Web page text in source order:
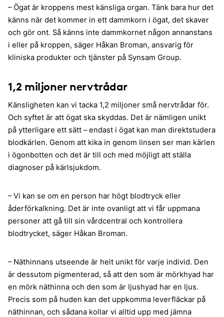
– Ögat är kroppens mest känsliga organ. Tänk bara hur det
känns när det kommer in ett dammkorn i ögat, det skaver
och gör ont. Så känns inte dammkornet någon annanstans
i eller på kroppen, säger Håkan Broman, ansvarig för
kliniska produkter och tjänster på Synsam Group.
1,2 miljoner nervtrådar
Känsligheten kan vi tacka 1,2 miljoner små nervtrådar för.
Och syftet är att ögat ska skyddas. Det är nämligen unikt
på ytterligare ett sätt – endast i ögat kan man direktstudera
blodkärlen. Genom att kika in genom linsen ser man kärlen
i ögonbotten och det är till och med möjligt att ställa
diagnoser på kärlsjukdom.
– Vi kan se om en person har högt blodtryck eller
åderförkalkning. Det är inte ovanligt att vi får uppmana
personer att gå till sin vårdcentral och kontrollera
blodtrycket, säger Håkan Broman.
– Näthinnans utseende är helt unikt för varje individ. Den
är dessutom pigmenterad, så att den som är mörkhyad har
en mörk näthinna och den som är ljushyad har en ljus.
Precis som på huden kan det uppkomma leverfläckar på
näthinnan, och sådana kollar vi alltid upp med jämna